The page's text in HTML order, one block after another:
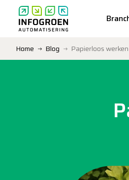
Home Blog Papierloos werken in het groen: Stap-voor-stap